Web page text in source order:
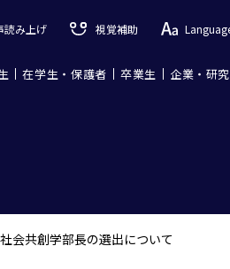
読み上げ 視覚補助
在学生・保護者 卒業生 企業・研
会共創学部長の選出について